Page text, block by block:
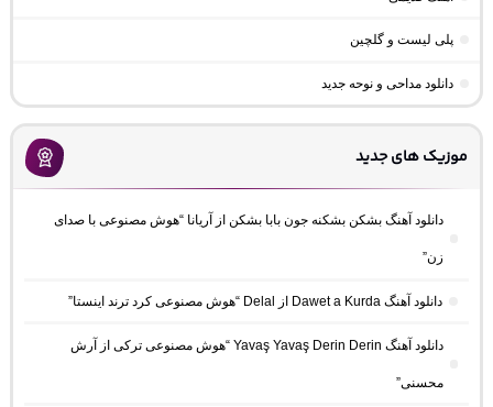
پلی لیست و گلچین
دانلود مداحی و نوحه جدید
موزیک های جدید
دانلود آهنگ بشکن بشکنه جون بابا بشکن از آریانا “هوش مصنوعی با صدای
زن”
دانلود آهنگ Dawet a Kurda از Delal “هوش مصنوعی کرد ترند اینستا”
دانلود آهنگ Yavaş Yavaş Derin Derin “هوش مصنوعی ترکی از آرش
محسنی”